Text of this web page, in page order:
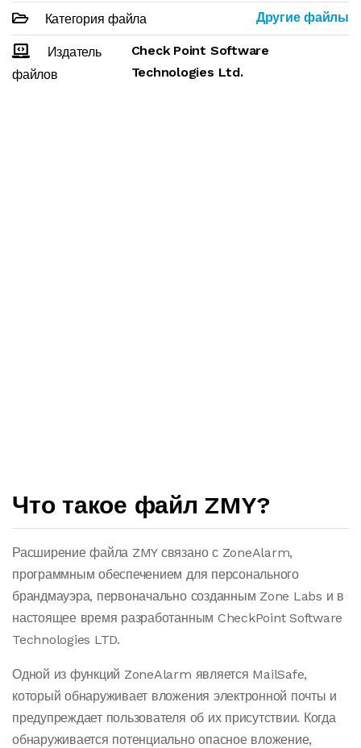
Категория файла Другие файлы
Издатель
файлов
Check Point Software
Technologies Ltd.
Что такое файл ZMY?
Расширение файла ZMY связано с ZoneAlarm,
программным обеспечением для персонального
брандмауэра, первоначально созданным Zone Labs и в
настоящее время разработанным CheckPoint Software
Technologies LTD.
Одной из функций ZoneAlarm является MailSafe,
который обнаруживает вложения электронной почты и
предупреждает пользователя об их присутствии. Когда
обнаруживается потенциально опасное вложение,